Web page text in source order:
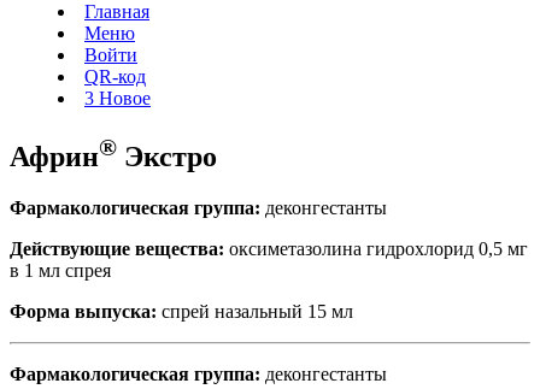
Главная
Меню
Войти
QR-код
3 Новое
Африн® Экстро
Фармакологическая группа: деконгестанты
Действующие вещества: оксиметазолина гидрохлорид 0,5 мг
в 1 мл спрея
Форма выпуска: спрей назальный 15 мл
Фармакологическая группа: деконгестанты